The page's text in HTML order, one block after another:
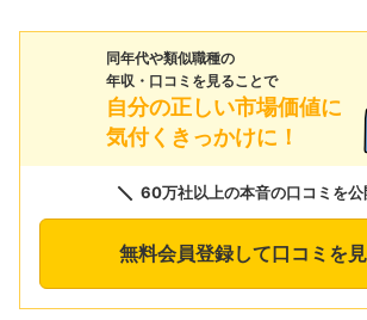
同年代や類似職種の
年収・口コミを見ることで
自分の正しい市場価値に
気付くきっかけに！
60万社以上の本音の口コミを公
無料会員登録して口コミを